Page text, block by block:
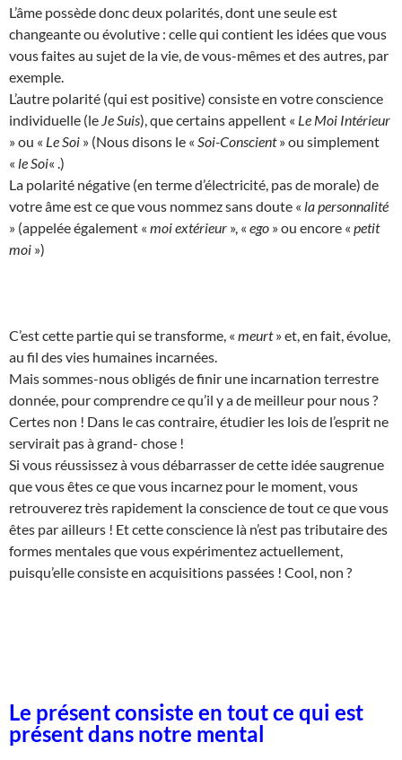
L’âme possède donc deux polarités, dont une seule est
changeante ou évolutive : celle qui contient les idées que vous
vous faites au sujet de la vie, de vous-mêmes et des autres, par
exemple.
L’autre polarité (qui est positive) consiste en votre conscience
individuelle (le Je Suis), que certains appellent « Le Moi Intérieur
» ou « Le Soi » (Nous disons le « Soi-Conscient» ou simplement
« le Soi« .)
La polarité négative (en terme d’électricité, pas de morale) de
votre âme est ce que vous nommez sans doute « la personnalité
» (appelée également « moi extérieur », « ego » ou encore « petit
moi »)
C’est cette partie qui se transforme, « meurt» et, en fait, évolue,
au fil des vies humaines incarnées.
Mais sommes-nous obligés de finir une incarnation terrestre
donnée, pour comprendre ce qu’il y a de meilleur pour nous ?
Certes non ! Dans le cas contraire, étudier les lois de l’esprit ne
servirait pas à grand- chose !
Si vous réussissez à vous débarrasser de cette idée saugrenue
que vous êtes ce que vous incarnez pour le moment, vous
retrouverez très rapidement la conscience de tout ce que vous
êtes par ailleurs ! Et cette conscience là n’est pas tributaire des
formes mentales que vous expérimentez actuellement,
puisqu’elle consiste en acquisitions passées ! Cool, non ?
Le présent consiste en tout ce qui est
présent dans notre mental